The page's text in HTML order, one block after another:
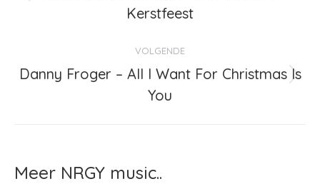
bericht
Kerstfeest
VOLGENDE
Volgend
bericht
Danny Froger – All I Want For Christmas Is
You
Meer NRGY music..